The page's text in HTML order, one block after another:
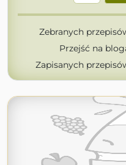
Zebranych
Przejść na
Zapisanych